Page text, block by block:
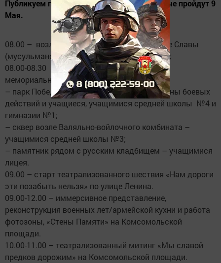
Публикуем программу мероприятий, которые пройдут 9
Мая.
08.00 – возложение цветов/венков на Аллее Славы
(мусульманское и православное кладбище);
08.00-08.30 – возложение цветов/ венков к
мемориальным сооружениям:
– парк Победы, руководство района, ветераны боевых
действий и учащиеся, учащимися средней школы №4 и
гимназии №1;
– сквер возле Валяльно-войлочного комбината –
учащимися средней школы №3;
– памятник рядом с русским кладбищем – учащимися
лицея.
09.00 – старт театрализованного шествия «Нам дороги
эти позабыть нельзя» по улице Ленина.
09.00-12.00 – иммерсивное представление,
реконструкция военных лет/армейской кухни и работа
фотозоны, «Стены Памяти» на Комсомольской
площади.
10.00-11.00 – театрализованный митинг «Мы славой
предков дорожим» на Комсомольской площади.